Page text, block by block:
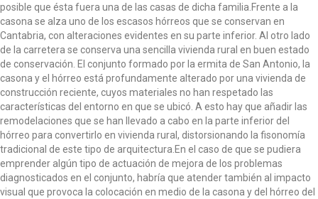
posible que ésta fuera una de las casas de dicha familia.Frente a la
casona se alza uno de los escasos hórreos que se conservan en
Cantabria, con alteraciones evidentes en su parte inferior. Al otro lado
de la carretera se conserva una sencilla vivienda rural en buen estado
de conservación. El conjunto formado por la ermita de San Antonio, la
casona y el hórreo está profundamente alterado por una vivienda de
construcción reciente, cuyos materiales no han respetado las
características del entorno en que se ubicó. A esto hay que añadir las
remodelaciones que se han llevado a cabo en la parte inferior del
hórreo para convertirlo en vivienda rural, distorsionando la fisonomía
tradicional de este tipo de arquitectura.En el caso de que se pudiera
emprender algún tipo de actuación de mejora de los problemas
diagnosticados en el conjunto, habría que atender también al impacto
visual que provoca la colocación en medio de la casona y del hórreo del